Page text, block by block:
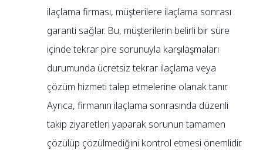
ilaçlama firması, müşterilere ilaçlama sonrası
garanti sağlar. Bu, müşterilerin belirli bir süre
içinde tekrar pire sorunuyla karşılaşmaları
durumunda ücretsiz tekrar ilaçlama veya
çözüm hizmeti talep etmelerine olanak tanır.
Ayrıca, firmanın ilaçlama sonrasında düzenli
takip ziyaretleri yaparak sorunun tamamen
çözülüp çözülmediğini kontrol etmesi önemlidir.